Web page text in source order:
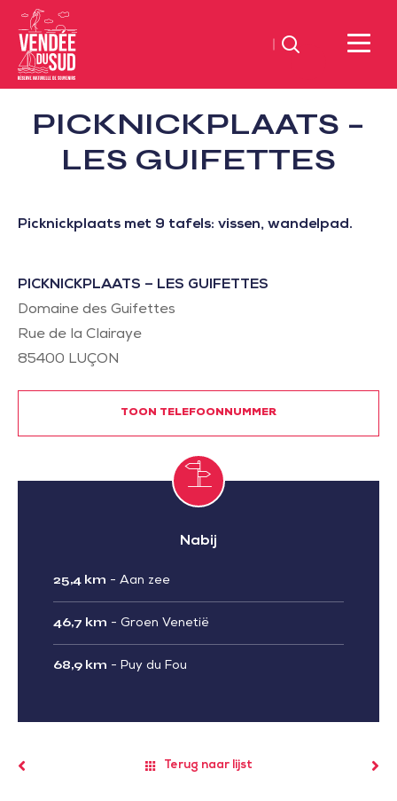
Sud
Vendée
ToerismeVVV-
Zoeken
PICKNICKPLAATS –
LES GUIFETTES
Picknickplaats met 9 tafels: vissen, wandelpad.
PICKNICKPLAATS – LES GUIFETTES
Domaine des Guifettes
Rue de la Clairaye
85400 LUÇON
TOON TELEFOONNUMMER
Nabij
25,4 km - Aan zee
46,7 km - Groen Venetië
68,9 km - Puy du Fou
Terug naar lijst